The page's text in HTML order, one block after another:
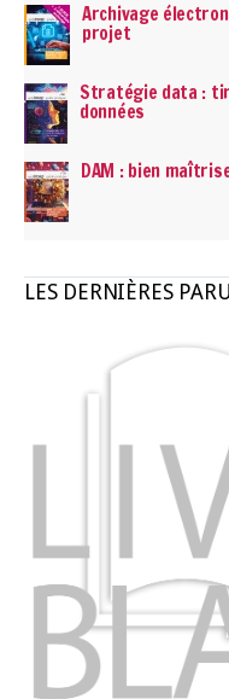
Archivage
projet
Stratégie data :
données
DAM : bien
LES DERNIÈRES